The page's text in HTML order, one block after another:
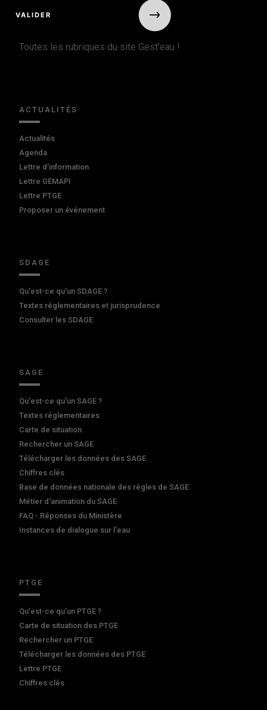
Toutes les rubriques du site Gest'eau !
ACTUALITÉS
Actualités
Agenda
Lettre d'information
Lettre GEMAPI
Lettre PTGE
Proposer un événement
SDAGE
Qu'est-ce qu'un SDAGE ?
Textes réglementaires et jurisprudence
Consulter les SDAGE
SAGE
Qu'est-ce qu'un SAGE ?
Textes réglementaires
Carte de situation
Rechercher un SAGE
Télécharger les données des SAGE
Chiffres clés
Base de données nationale des règles de SAGE
Métier d'animation du SAGE
FAQ - Réponses du Ministère
Instances de dialogue sur l'eau
PTGE
Qu’est-ce qu’un PTGE ?
Carte de situation des PTGE
Rechercher un PTGE
Télécharger les données des PTGE
Lettre PTGE
Chiffres clés